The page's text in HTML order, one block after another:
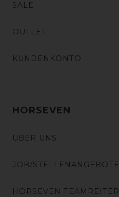
SALE
OUTLET
KUNDENKONTO
HORSEVEN
ÜBER UNS
JOB/STELLENANGEBOTE
HORSEVEN TEAMREITER